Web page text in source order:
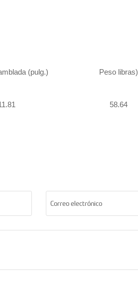
(pulg.) Peso libras)
58.64